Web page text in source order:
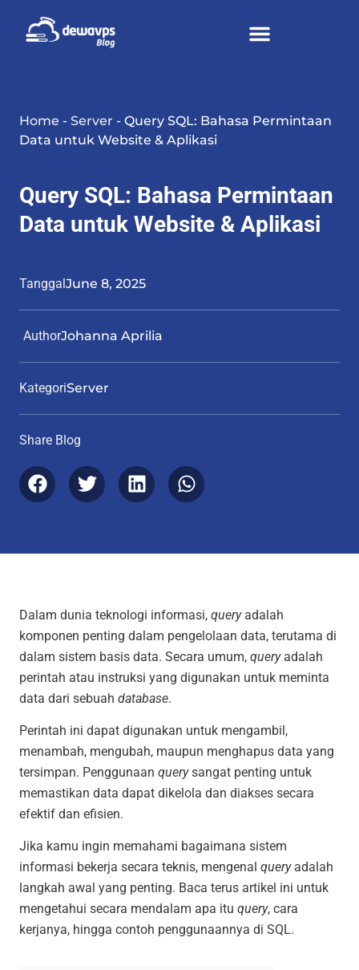
Home - Server - Query SQL: Bahasa Permintaan
Data untuk Website & Aplikasi
Query SQL: Bahasa Permintaan
Data untuk Website & Aplikasi
TanggalJune 8, 2025
AuthorJohanna Aprilia
KategoriServer
Share Blog
Dalam dunia teknologi informasi, queryadalah
komponen penting dalam pengelolaan data, terutama di
dalam sistem basis data. Secara umum, queryadalah
perintah atau instruksi yang digunakan untuk meminta
data dari sebuah database.
Perintah ini dapat digunakan untuk mengambil,
menambah, mengubah, maupun menghapus data yang
tersimpan. Penggunaan querysangat penting untuk
memastikan data dapat dikelola dan diakses secara
efektif dan efisien.
Jika kamu ingin memahami bagaimana sistem
informasi bekerja secara teknis, mengenal queryadalah
langkah awal yang penting. Baca terus artikel ini untuk
mengetahui secara mendalam apa itu query, cara
kerjanya, hingga contoh penggunaannya di SQL.